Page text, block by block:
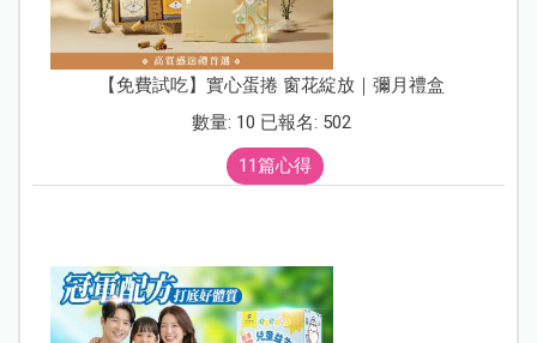
【免費試吃】實心蛋捲 窗花綻放｜彌月禮盒
數量: 10 已報名: 502
11篇心得